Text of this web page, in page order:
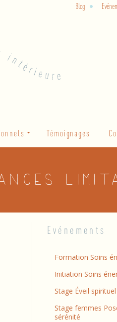
Blog
Témoignages
Evénements
Formation Soins
Initiation Soins
Stage Éveil spirituel
Stage femmes
sérénité